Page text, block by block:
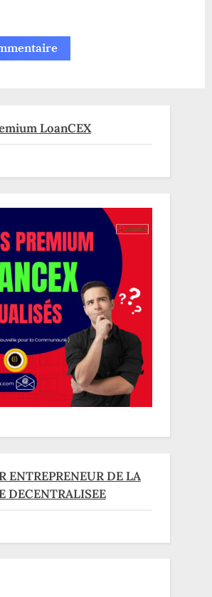
LoanCEX
ENTREPRENEUR DE LA
DECENTRALISEE